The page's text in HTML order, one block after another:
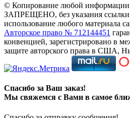
© Копирование любой
ЗАПРЕЩЕНО, без указания ссылки
использование любого материала
Авторское право № 712144451
конвенцией, зарегистрировано в
защите авторского права в США,
Спасибо за Ваш заказ!
Мы свяжемся с Вами в самое